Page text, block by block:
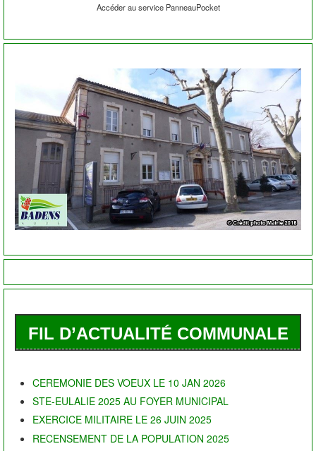
Accéder au service PanneauPocket
FIL D’ACTUALITÉ COMMUNALE
CEREMONIE DES VOEUX LE 10 JAN 2026
STE-EULALIE 2025 AU FOYER MUNICIPAL
EXERCICE MILITAIRE LE 26 JUIN 2025
RECENSEMENT DE LA POPULATION 2025